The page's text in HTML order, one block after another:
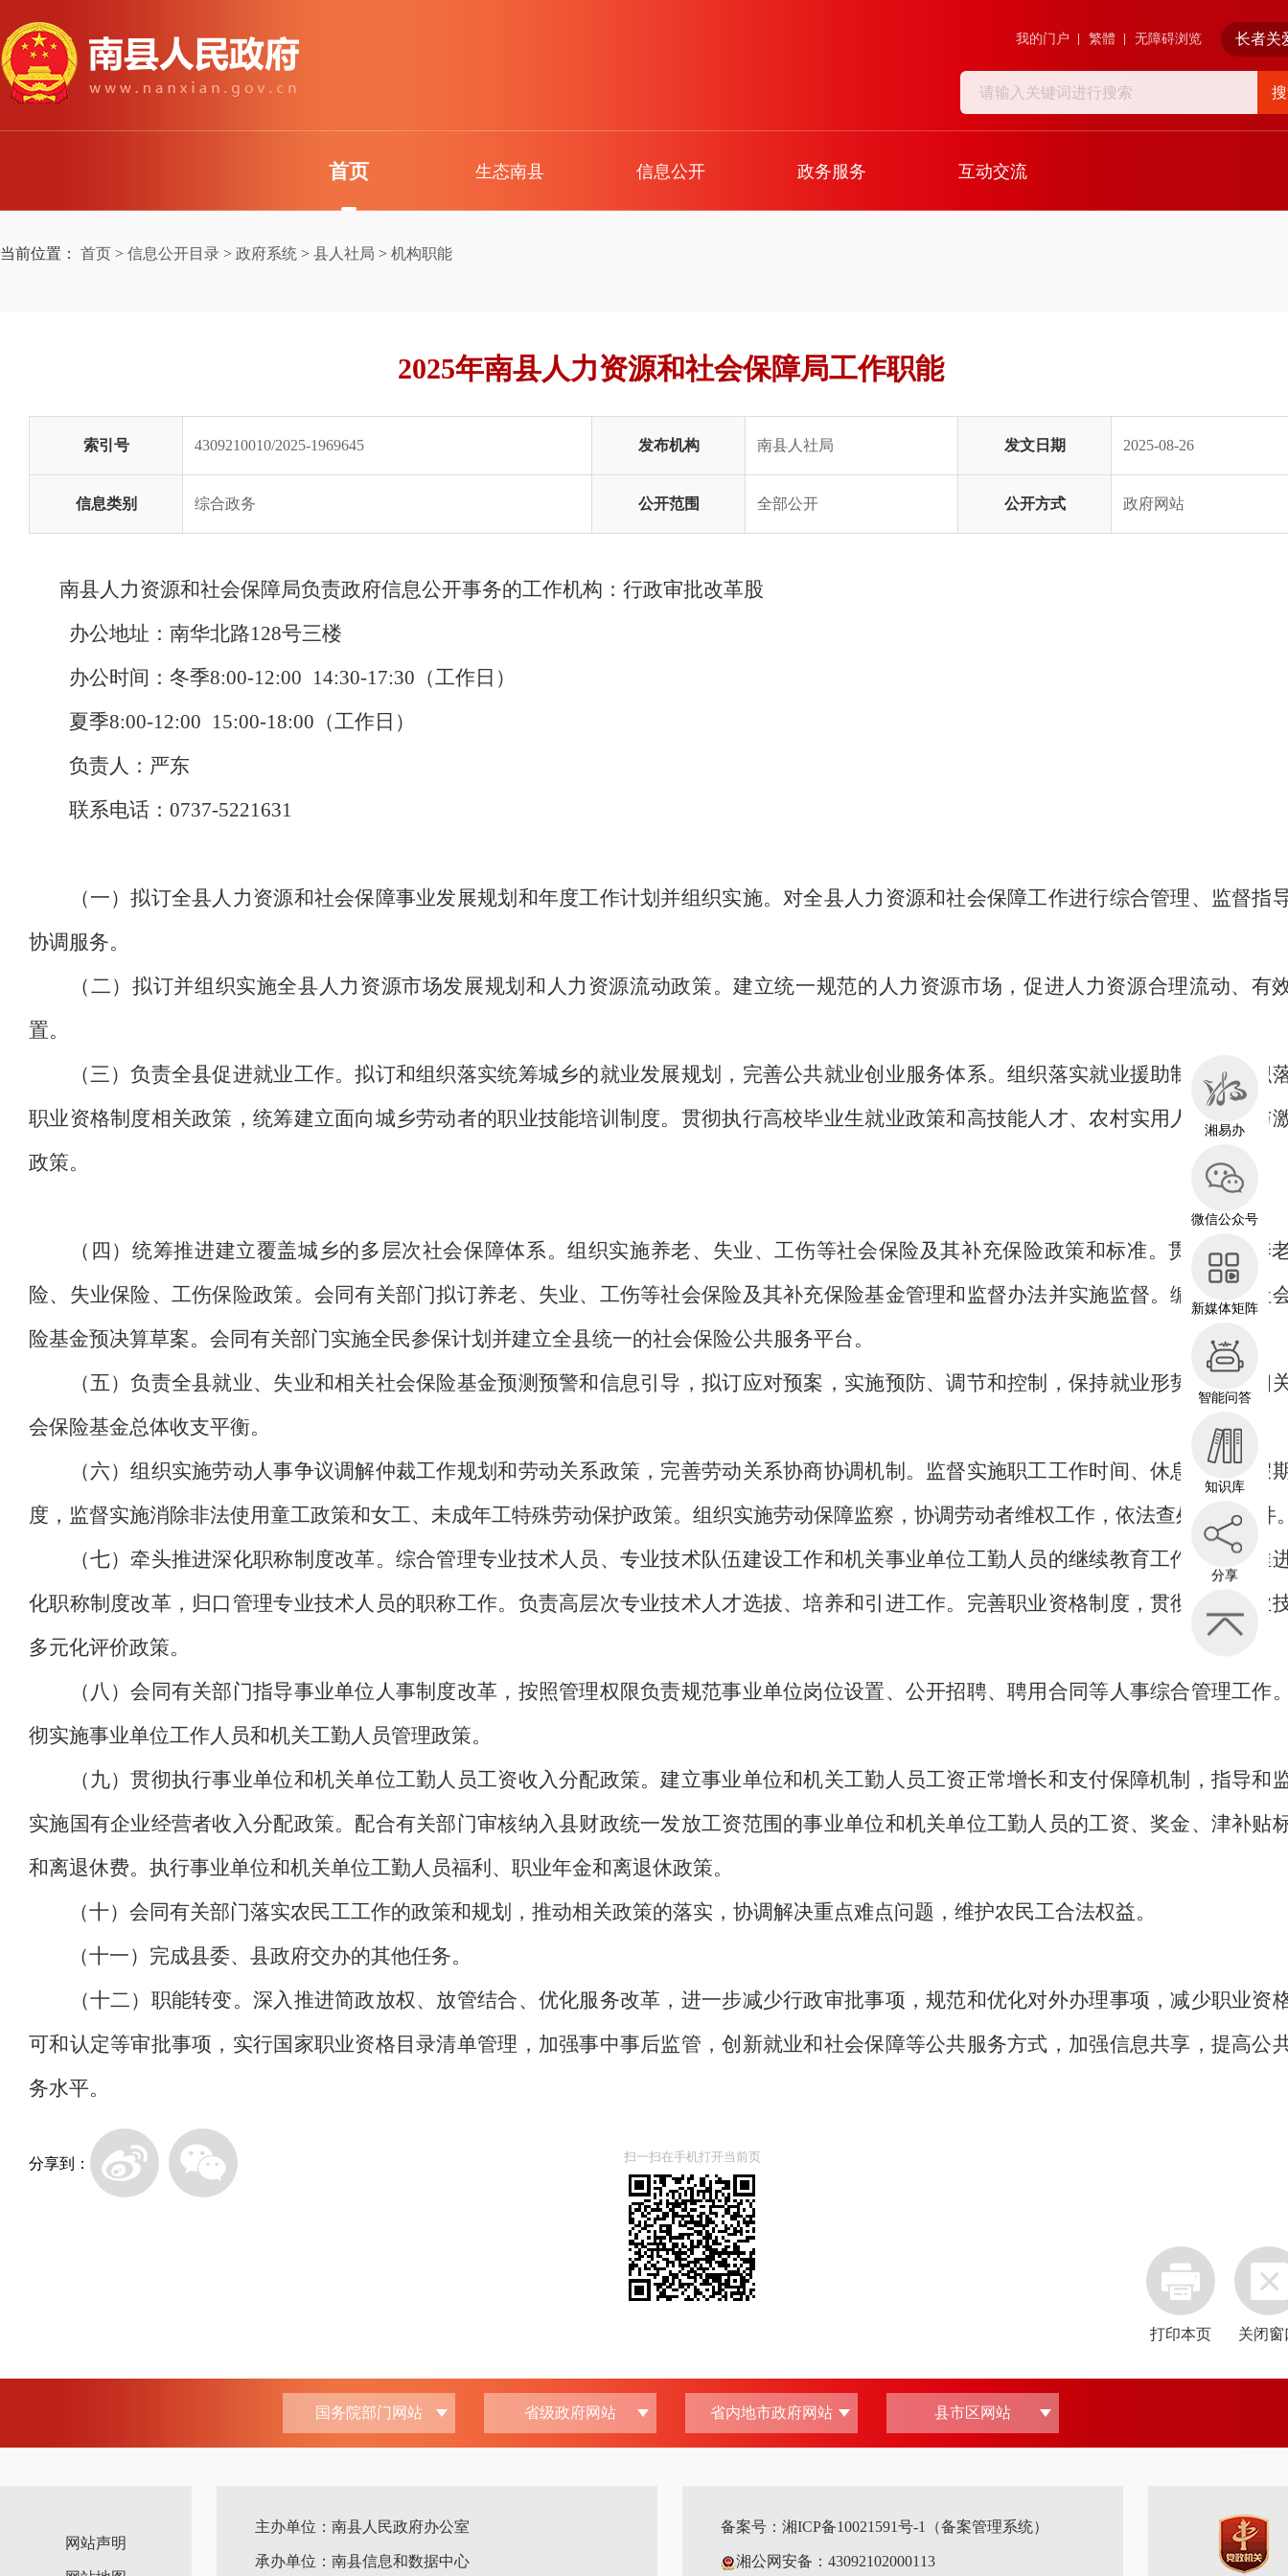
我的门户 繁體 无障碍浏览 长者关
首页 生态南县 信息公开 政务服务 互动交流
当前位置： 首页 > 信息公开目录 > 政府系统 > 县人社局 > 机构职能
2025年南县人力资源和社会保障局工作职能
索引号 4309210010/2025-1969645 发布机构 南县人社局 发文日期 2025-08-26
信息类别 综合政务 公开范围 全部公开 公开方式 政府网站
南县人力资源和社会保障局负责政府信息公开事务的工作机构：行政审批改革股
办公地址：南华北路128号三楼
办公时间：冬季8:00-12:00 14:30-17:30 （工作日）
夏季8:00-12:00 15:00-18:00 （工作日）
负责人： 严东
联系电话： 0737-5221631
（一）拟订全县人力资源和社会保障事业发展规划和年度工作计划并组织实施。对全县人力资源和社会保障工作进行综合管理、监督指
协调服务。
（二）拟订并组织实施全县人力资源市场发展规划和人力资源流动政策。建立统一规范的人力资源市场，促进人力资源合理流动、有
置。
（三）负责全县促进就业工作。拟订和组织落实统筹城乡的就业发展规划，完善公共就业创业服务体系。组织落实就业援助制度。组织
职业资格制度相关政策，统筹建立面向城乡劳动者的职业技能培训制度。贯彻执行高校毕业生就业政策和高技能人才、农村实用人才培养与
政策。
（四）统筹推进建立覆盖城乡的多层次社会保障体系。组织实施养老、失业、工伤等社会保险及其补充保险政策和标准。贯彻实施养
险、失业保险、工伤保险政策。会同有关部门拟订养老、失业、工伤等社会保险及其补充保险基金管理和监督办法并实施监督。编制相关社
险基金预决算草案。会同有关部门实施全民参保计划并建立全县统一的社会保险公共服务平台。
（五）负责全县就业、失业和相关社会保险基金预测预警和信息引导，拟订应对预案，实施预防、调节和控制，保持就业形势稳定和相
会保险基金总体收支平衡。
（六）组织实施劳动人事争议调解仲裁工作规划和劳动关系政策，完善劳动关系协商协调机制。监督实施职工工作时间、休息休假和假
度，监督实施消除非法使用童工政策和女工、未成年工特殊劳动保护政策。组织实施劳动保障监察，协调劳动者维权工作，依法查处重大案件
（七）牵头推进深化职称制度改革。综合管理专业技术人员、专业技术队伍建设工作和机关事业单位工勤人员的继续教育工作。牵头推
化职称制度改革，归口管理专业技术人员的职称工作。负责高层次专业技术人才选拔、培养和引进工作。完善职业资格制度，贯彻实施职业
多元化评价政策。
（八）会同有关部门指导事业单位人事制度改革，按照管理权限负责规范事业单位岗位设置、公开招聘、聘用合同等人事综合管理工作
彻实施事业单位工作人员和机关工勤人员管理政策。
（九）贯彻执行事业单位和机关单位工勤人员工资收入分配政策。建立事业单位和机关工勤人员工资正常增长和支付保障机制，指导和
实施国有企业经营者收入分配政策。配合有关部门审核纳入县财政统一发放工资范围的事业单位和机关单位工勤人员的工资、奖金、津补贴
和离退休费。执行事业单位和机关单位工勤人员福利、职业年金和离退休政策。
（十）会同有关部门落实农民工工作的政策和规划，推动相关政策的落实，协调解决重点难点问题，维护农民工合法权益。
（十一）完成县委、县政府交办的其他任务。
（十二）职能转变。深入推进简政放权、放管结合、优化服务改革，进一步减少行政审批事项，规范和优化对外办理事项，减少职业资
可和认定等审批事项，实行国家职业资格目录清单管理，加强事中事后监管，创新就业和社会保障等公共服务方式，加强信息共享，提高公
务水平。
分享到： 扫一扫在手机打开当前页
打印本页 关闭窗
国务院部门网站 省级政府网站 省内地市政府网站 县市区网站
网站声明
主办单位：南县人民政府办公室
承办单位：南县信息和数据中心
备案号： 湘ICP备10021591号-1（备案管理系统）
湘公网安备：43092102000113
湘易办
微信公众号
新媒体矩阵
智能问答
知识库
分享